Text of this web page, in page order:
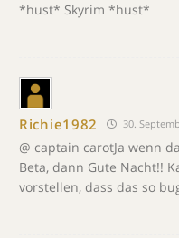
*hust* Skyrim *hust*
Richie1982 30.
@ captain carotJa wenn
Beta, dann Gute Nacht!!
vorstellen, dass das so